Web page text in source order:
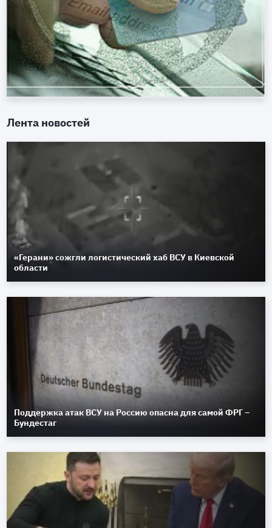
Лента новостей
«Герани» сожгли логистический хаб ВСУ в Киевской
области
Поддержка атак ВСУ на Россию опасна для самой ФРГ –
Бундестаг